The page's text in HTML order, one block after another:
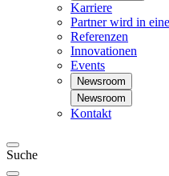
Karriere
Partnerwird in
Referenzen
Innovationen
Events
Newsroom
Newsroom
Kontakt
Suche